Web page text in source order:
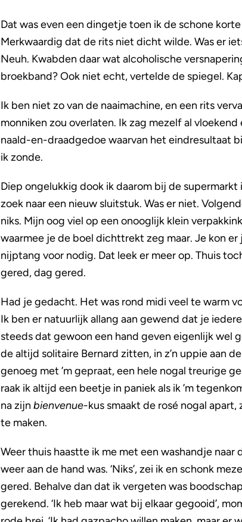
Dat was even een dingetje toen ik de schone
Merkwaardig dat de rits niet dicht wilde. Was er
Neuh. Kwabden daar wat alcoholische
broekband? Ook niet echt, vertelde de spiegel.
Ik ben niet zo van de naaimachine, en een rits
monniken zou overlaten. Ik zag mezelf al
naald-en-draadgedoe waarvan het eindresultaat
ik zonde.
Diep ongelukkig dook ik daarom bij de
zoek naar een nieuw sluitstuk. Was er niet.
niks. Mijn oog viel op een onooglijk klein
waarmee je de boel dichttrekt zeg maar. Je kon
nijptang voor nodig. Dat leek er meer op. Thuis
gered, dag gered.
Had je gedacht. Het was rond midi veel te warm
Ik ben er natuurlijk allang aan gewend dat je
steeds dat gewoon een hand geven eigenlijk wel
de altijd solitaire Bernard zitten, in z’n uppie aan
genoeg met ’m gepraat, een hele nogal treurige
raak ik altijd een beetje in paniek als ik ’m
na zijn bienvenue-kus smaakt de rosé nogal
te maken.
Weer thuis haastte ik me met een washandje
weer aan de hand was. ‘Niks’, zei ik en schonk
gered. Behalve dan dat ik vergeten was
gerekend. ‘Ik heb maar wat bij elkaar gegooid’,